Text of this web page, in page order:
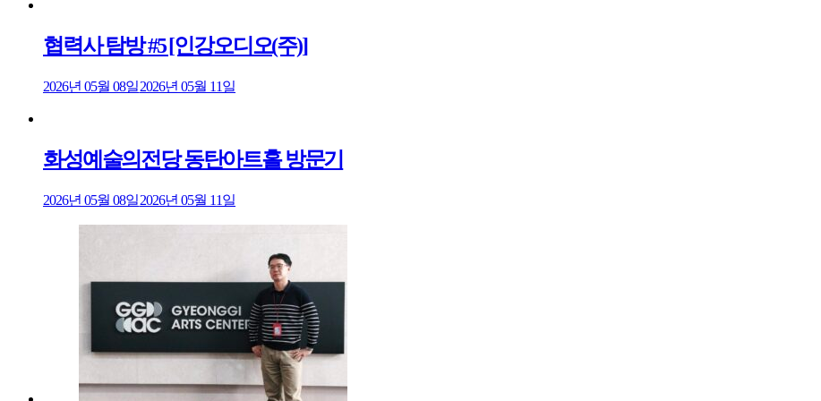
협력사 탐방 #5 [인강오디오(주)]
2026년 05월 08일2026년 05월 11일
화성예술의전당 동탄아트홀 방문기
2026년 05월 08일2026년 05월 11일